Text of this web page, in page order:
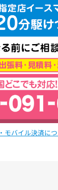
モバイル決済に